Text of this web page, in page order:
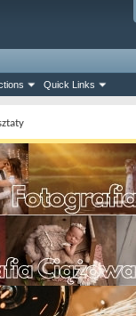
Quick Links